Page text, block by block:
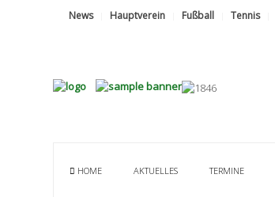
News Hauptverein Fußball Tennis
HOME AKTUELLES TERMINE